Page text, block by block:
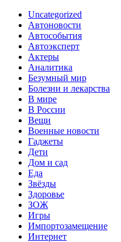
Uncategorized
Автоновости
Автособытия
Автоэксперт
Актеры
Аналитика
Безумный мир
Болезни и лекарства
В мире
В России
Вещи
Военные новости
Гаджеты
Дети
Дом и сад
Еда
Звёзды
Здоровье
ЗОЖ
Игры
Импортозамещение
Интернет